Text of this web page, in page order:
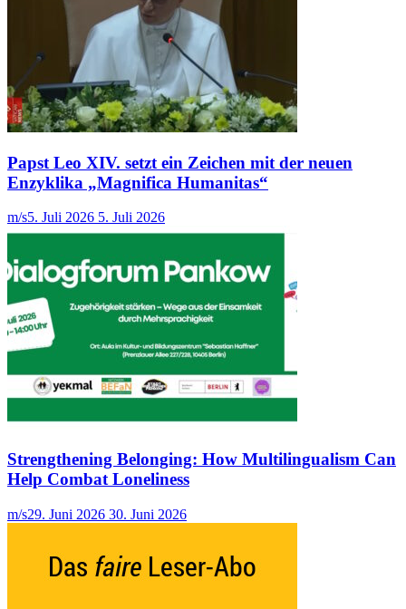
Papst Leo XIV. setzt ein Zeichen mit der neuen
Enzyklika „Magnifica Humanitas“
m/s5. Juli 2026 5. Juli 2026
Strengthening Belonging: How Multilingualism Can
Help Combat Loneliness
m/s29. Juni 2026 30. Juni 2026